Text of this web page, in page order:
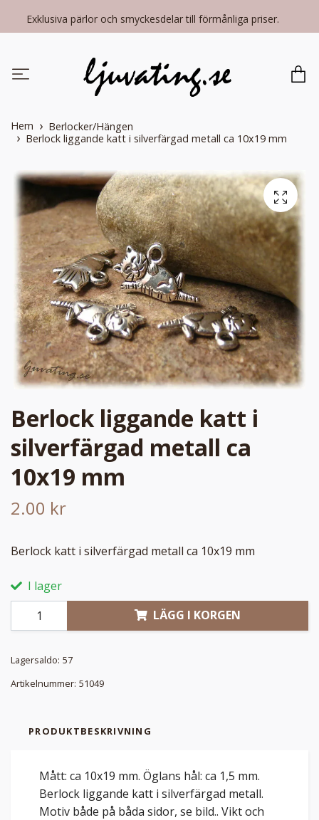
Exklusiva pärlor och smyckesdelar till förmånliga priser.
Hem
Berlocker/Hängen
Berlock liggande katt i silverfärgad metall ca 10x19 mm
Berlock liggande katt i
silverfärgad metall ca
10x19 mm
2.00 kr
Berlock katt i silverfärgad metall ca 10x19 mm
I lager
LÄGG I KORGEN
Lagersaldo: 57
Artikelnummer: 51049
PRODUKTBESKRIVNING
Mått: ca 10x19 mm. Öglans hål: ca 1,5 mm.
Berlock liggande katt i silverfärgad metall.
Motiv både på båda sidor, se bild.. Vikt och